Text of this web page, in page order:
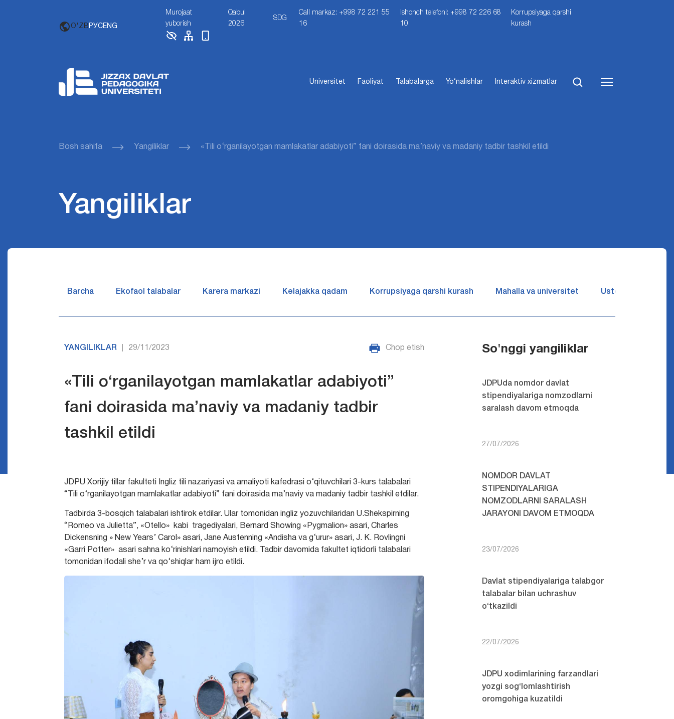
O'ZB РУСENG
Murojaat
yuborish
Qabul
2026
SDG
Call markaz: +998 72 221 55
16
Ishonch telefoni: +998 72 226 68
10
Korrupsiyaga qarshi
kurash
Universitet Faoliyat Talabalarga Yo‘nalishlar Interaktiv xizmatlar
Bosh sahifa Yangiliklar «Tili o‘rganilayotgan mamlakatlar adabiyoti” fani doirasida ma’naviy va madaniy tadbir tashkil etildi
Yangiliklar
Barcha Ekofaol talabalar Karera markazi Kelajakka qadam Korrupsiyaga qarshi kurash Mahalla va universitet Ustozlar suhbatin
YANGILIKLAR 29/11/2023 Chop etish
«Tili o‘rganilayotgan mamlakatlar adabiyoti”
fani doirasida ma’naviy va madaniy tadbir
tashkil etildi
JDPU Xorijiy tillar fakulteti Ingliz tili nazariyasi va amaliyoti kafedrasi o‘qituvchilari 3-kurs talabalari
“Tili o‘rganilayotgan mamlakatlar adabiyoti” fani doirasida ma’naviy va madaniy tadbir tashkil etdilar.
Tadbirda 3-bosqich talabalari ishtirok etdilar. Ular tomonidan ingliz yozuvchilaridan U.Shekspirning
“Romeo va Julietta”, «Otello» kabi tragediyalari, Bernard Showing «Pygmalion» asari, Charles
Dickensning » New Years’ Carol» asari, Jane Austenning «Andisha va g‘urur» asari, J. K. Rovlingni
«Garri Potter» asari sahna ko‘rinishlari namoyish etildi. Tadbir davomida fakultet iqtidorli talabalari
tomonidan ifodali she’r va qo‘shiqlar ham ijro etildi.
So'nggi yangiliklar
JDPUda nomdor davlat
stipendiyalariga nomzodlarni
saralash davom etmoqda
27/07/2026
NOMDOR DAVLAT
STIPENDIYALARIGA
NOMZODLARNI SARALASH
JARAYONI DAVOM ETMOQDA
23/07/2026
Davlat stipendiyalariga talabgor
talabalar bilan uchrashuv
o‘tkazildi
22/07/2026
JDPU xodimlarining farzandlari
yozgi sog‘lomlashtirish
oromgohiga kuzatildi